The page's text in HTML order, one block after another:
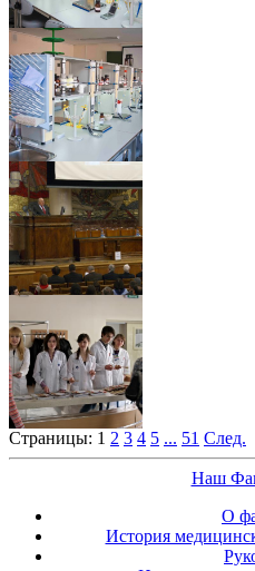
Страницы: 1 2 3 4 5 ... 51 След.
Наш
О
История